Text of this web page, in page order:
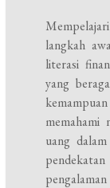
langkah
literasi
yang
memahami
uang